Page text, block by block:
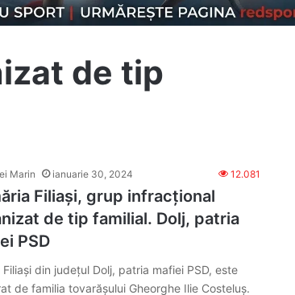
de tip
Marin ianuarie 30, 2024 12.081
Filiași, grup infracțional
de tip familial. Dolj, patria
PSD
Filiași din județul Dolj, patria mafiei PSD, este
de familia tovarășului Gheorghe Ilie Costeluș.